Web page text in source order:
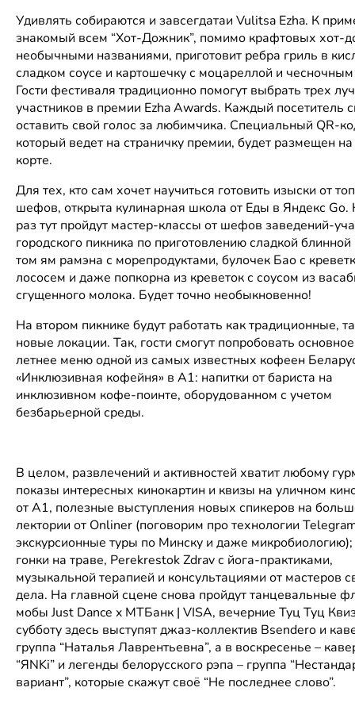
Удивлять собираются и завсегдатаи Vulitsa Ezha. К
знакомый всем “Хот-Дожник”, помимо крафтовых хот-
необычными названиями, приготовит ребра гриль в
сладком соусе и картошечку с моцареллой и
Гости фестиваля традиционно помогут выбрать трех
участников в премии Ezha Awards. Каждый посетитель
оставить свой голос за любимчика. Специальный QR-
который ведет на страничку премии, будет размещен
корте.
Для тех, кто сам хочет научиться готовить изыски от
шефов, открыта кулинарная школа от Еды в Яндекс Go.
раз тут пройдут мастер-классы от шефов заведений-
городского пикника по приготовлению сладкой
том ям рамэна с морепродуктами, булочек Бао с
лососем и даже попкорна из креветок с соусом из
сгущенного молока. Будет точно необыкновенно!
На втором пикнике будут работать как традиционные,
новые локации. Так, гости смогут попробовать
летнее меню одной из самых известных кофеен
«Инклюзивная кофейня» в А1: напитки от бариста на
инклюзивном кофе-поинте, оборудованном с учетом
безбарьерной среды.
В целом, развлечений и активностей хватит любому
показы интересных кинокартин и квизы на уличном
от А1, полезные выступления новых спикеров на
лектории от Onliner (поговорим про технологии
экскурсионные туры по Минску и даже
гонки на траве, Perekrestok Zdrav с йога-практиками,
музыкальной терапией и консультациями от мастеров
дела. На главной сцене снова пройдут танцевальные
мобы Just Dance x МТБанк | VISA, вечерние Туц Туц
субботу здесь выступят джаз-коллектив Bsendero и
группа “Наталья Лаврентьевна”, а в воскресенье –
“ЯNKi” и легенды белорусского рэпа – группа
вариант”, которые скажут своё “Не последнее слово”.